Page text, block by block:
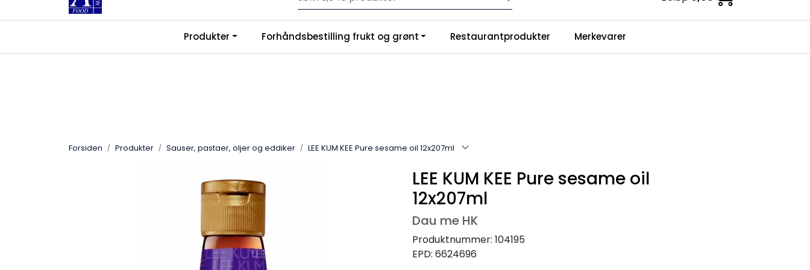
Skip to main content Velkommen til vår nye nettbutikk! Trykk her for å lese mer
Ledige stillinger | Franchise | Om oss Infosenter
Produkter Forhåndsbestilling frukt og grønt Restaurantprodukter Merkevarer
Forsiden Produkter Sauser, pastaer, oljer og eddiker LEE KUM KEE Pure sesame oil 12x207ml
LEE KUM KEE Pure sesame oil
12x207ml
Dau me HK
Produktnummer: 104195
EPD: 6624696